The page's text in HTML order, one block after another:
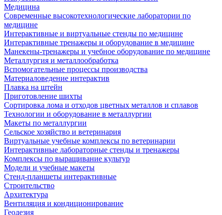
Медицина
Современные высокотехнологические лаборатории по
медицине
Интерактивные и виртуальные стенды по медицине
Интерактивные тренажеры и оборудование в медицине
Манекены-тренажеры и учебное оборудование по медицине
Металлургия и металлообработка
Вспомогательные процессы производства
Материаловедение интерактив
Плавка на штейн
Приготовление шихты
Сортировка лома и отходов цветных металлов и сплавов
Технологии и оборудование в металлургии
Макеты по металлургии
Сельское хозяйство и ветеринария
Виртуальные учебные комплексы по ветеринарии
Интерактивные лабораторные стенды и тренажеры
Комплексы по выращивание культур
Модели и учебные макеты
Стенд-планшеты интерактивные
Строительство
Архитектура
Вентиляция и кондиционирование
Геодезия